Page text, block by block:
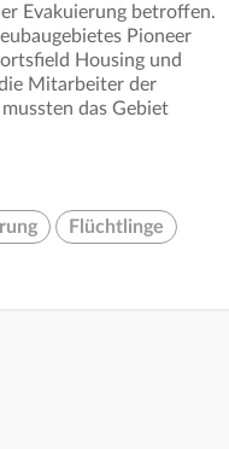
Evakuierung betroffen.
Pioneer
Housing und
Mitarbeiter der
das Gebiet
Flüchtlinge